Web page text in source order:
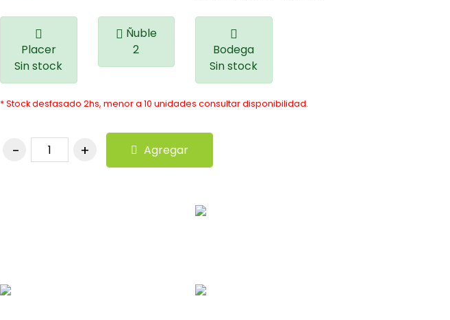
Placer
Sin stock
Ñuble
2
Bodega
Sin stock
* Stock desfasado 2hs, menor a 10 unidades consultar disponibilidad.
Agregar